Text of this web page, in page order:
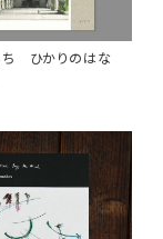
ち ひかりのはな